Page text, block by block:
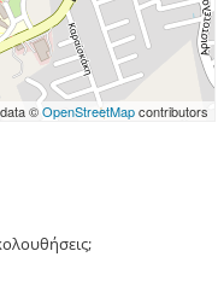
©OpenStreetMapcontributors